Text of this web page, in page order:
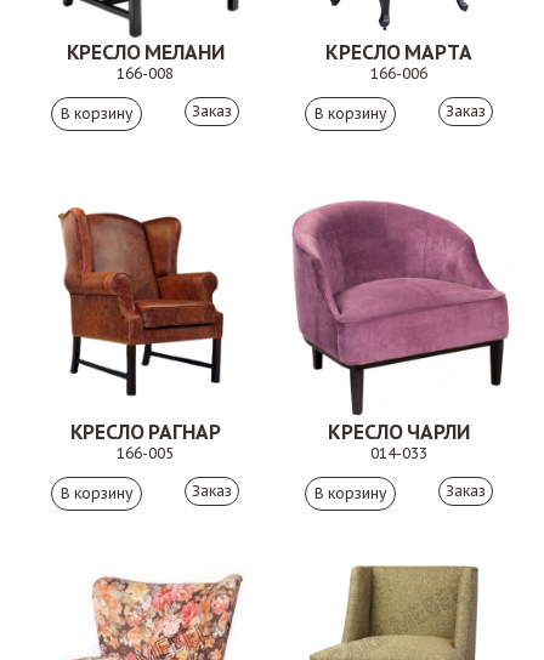
КРЕСЛО МЕЛАНИ
166-008
Заказ
КРЕСЛО МАРТА
166-006
Заказ
КРЕСЛО РАГНАР
166-005
Заказ
КРЕСЛО ЧАРЛИ
014-033
Заказ